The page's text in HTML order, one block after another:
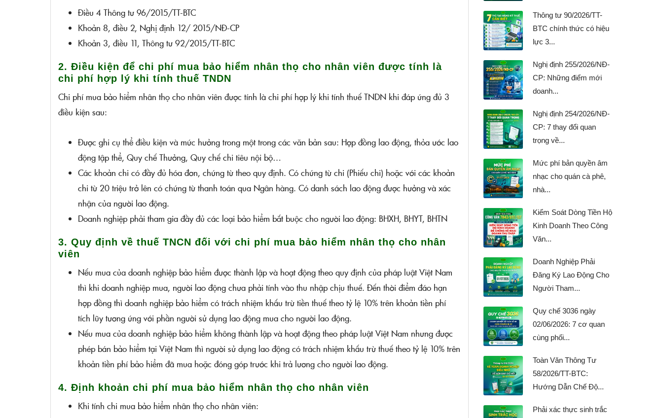
Điều 4 Thông tư 96/2015/TT-BTC
Khoản 8, điều 2, Nghị định 12/ 2015/NĐ-CP
Khoản 3, điều 11, Thông tư 92/2015/TT-BTC
2. Điều kiện để chi phí mua bảo hiểm nhân thọ cho nhân viên được tính là
chi phí hợp lý khi tính thuế TNDN
Chi phí mua bảo hiểm nhân thọ cho nhân viên được tính là chi phí hợp lý khi tính thuế TNDN khi đáp ứng đủ 3
điều kiện sau:
Được ghi cụ thể điều kiện và mức hưởng trong một trong các văn bản sau: Hợp đồng lao động, thỏa ước lao
động tập thể, Quy chế Thưởng, Quy chế chi tiêu nội bộ…
Các khoản chi có đầy đủ hóa đơn, chứng từ theo quy định. Có chứng từ chi (Phiếu chi) hoặc với các khoản
chi từ 20 triệu trở lên có chứng từ thanh toán qua Ngân hàng. Có danh sách lao động được hưởng và xác
nhận của người lao động.
Doanh nghiệp phải tham gia đầy đủ các loại bảo hiểm bắt buộc cho người lao động: BHXH, BHYT, BHTN
3. Quy định về thuế TNCN đối với chi phí mua bảo hiểm nhân thọ cho nhân
viên
Nếu mua của doanh nghiệp bảo hiểm được thành lập và hoạt động theo quy định của pháp luật Việt Nam
thì khi doanh nghiệp mua, người lao động chưa phải tính vào thu nhập chịu thuế. Đến thời điểm đáo hạn
hợp đồng thì doanh nghiệp bảo hiểm có trách nhiệm khấu trừ tiền thuế theo tỷ lệ 10% trên khoản tiền phí
tích lũy tương ứng với phần người sử dụng lao động mua cho người lao động.
Nếu mua của doanh nghiệp bảo hiểm không thành lập và hoạt động theo pháp luật Việt Nam nhưng được
phép bán bảo hiểm tại Việt Nam thì người sử dụng lao động có trách nhiệm khấu trừ thuế theo tỷ lệ 10% trên
khoản tiền phí bảo hiểm đã mua hoặc đóng góp trước khi trả lương cho người lao động.
4. Định khoản chi phí mua bảo hiểm nhân thọ cho nhân viên
Khi tính chi mua bảo hiểm nhân thọ cho nhân viên:
Thông tư 90/2026/TT-
BTC chính thức có hiệu
lực 3...
Nghị định 255/2026/NĐ-
CP: Những điểm mới
doanh...
Nghị định 254/2026/NĐ-
CP: 7 thay đổi quan
trọng về...
Mức phí bản quyền âm
nhạc cho quán cà phê,
nhà...
Kiểm Soát Dòng Tiền Hộ
Kinh Doanh Theo Công
Văn...
Doanh Nghiệp Phải
Đăng Ký Lao Động Cho
Người Tham...
Quy chế 3036 ngày
02/06/2026: 7 cơ quan
cùng phối...
Toàn Văn Thông Tư
58/2026/TT-BTC:
Hướng Dẫn Chế Độ...
Phải xác thực sinh trắc